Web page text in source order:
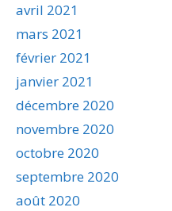
avril 2021
mars 2021
février 2021
janvier 2021
décembre 2020
novembre 2020
octobre 2020
septembre 2020
août 2020